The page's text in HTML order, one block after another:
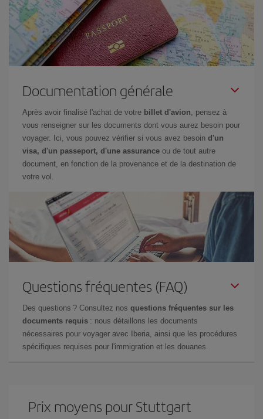
Documentation générale
Après avoir finalisé l'achat de votre billet d'avion , pensez à
vous renseigner sur les documents dont vous aurez besoin pour
voyager. Ici, vous pouvez vérifier si vous avez besoin d'un
visa, d'un passeport, d'une assurance ou de tout autre
document, en fonction de la provenance et de la destination de
votre vol.
Questions fréquentes (FAQ)
Des questions ? Consultez nos questions fréquentes sur les
documents requis : nous détaillons les documents
nécessaires pour voyager avec Iberia, ainsi que les procédures
spécifiques requises pour l'immigration et les douanes.
Prix ​​moyens pour Stuttgart